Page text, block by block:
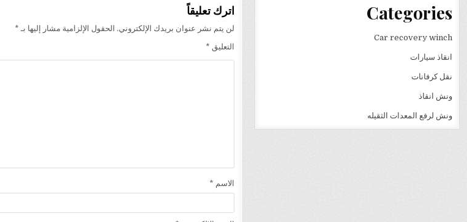
اترك تعليقاً
لن يتم نشر عنوان بريدك الإلكتروني. الحقول الإلزامية مشار إليها بـ *
التعليق *
الاسم *
Categories
Car recovery winch
انقاذ سيارات
نقل كرفانات
ونش انقاذ
ونش لرفع المعدات الثقيله